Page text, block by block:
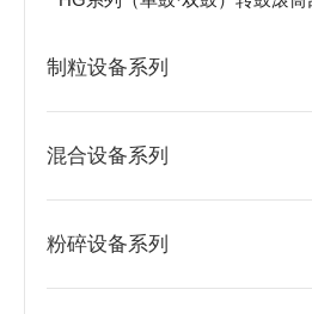
制粒设备系列
混合设备系列
粉碎设备系列